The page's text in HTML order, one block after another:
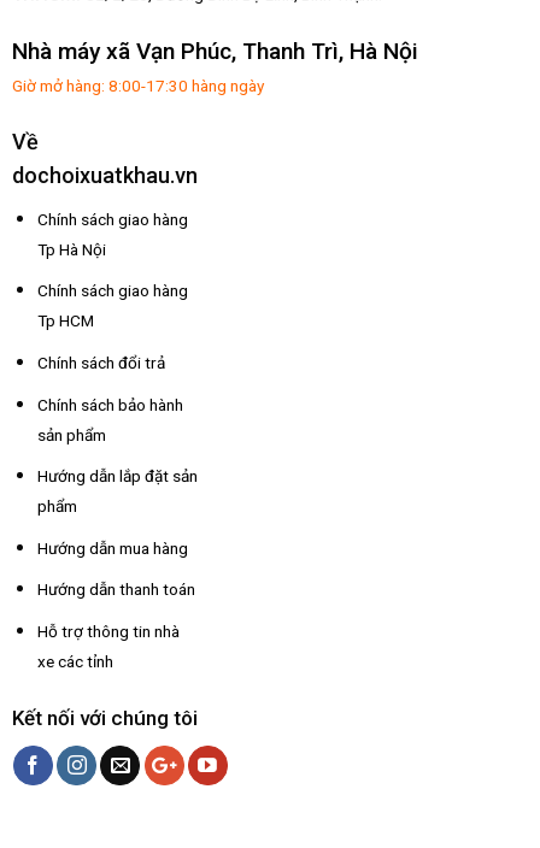
Nhà máy xã Vạn Phúc, Thanh Trì, Hà Nội
Giờ mở hàng: 8:00-17:30 hàng ngày
Về
dochoixuatkhau.vn
Chính sách giao hàng
Tp Hà Nội
Chính sách giao hàng
Tp HCM
Chính sách đổi trả
Chính sách bảo hành
sản phẩm
Hướng dẫn lắp đặt sản
phẩm
Hướng dẫn mua hàng
Hướng dẫn thanh toán
Hỗ trợ thông tin nhà
xe các tỉnh
Kết nối với chúng tôi